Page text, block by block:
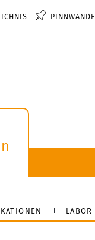
PINNWÄNDE
LABOR